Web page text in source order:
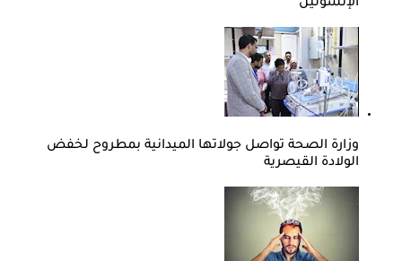
الإنسولين
وزارة الصحة تواصل جولاتها الميدانية بمطروح لخفض
الولادة القيصرية